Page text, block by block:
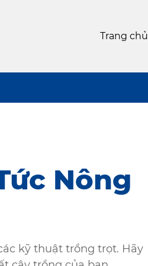
Trang chủ
Nông
kỹ thuật trồng trọt. Hãy